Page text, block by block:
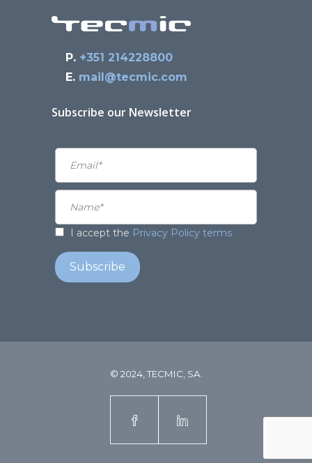
P. +351 214228800
E. mail@tecmic.com
Subscribe our Newsletter
I accept the Privacy Policy terms
© 2024, TECMIC, SA.